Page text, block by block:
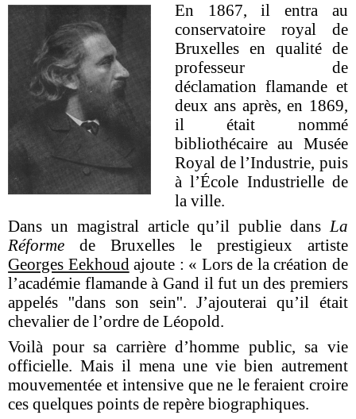
En 1867, il entra au
conservatoire royal de
Bruxelles en qualité de
professeur de
déclamation flamande et
deux ans après, en 1869,
il était nommé
bibliothécaire au Musée
Royal de l’Industrie, puis
à l’École Industrielle de
la ville.
Dans un magistral article qu’il publie dansLa
Réformede Bruxelles le prestigieux artiste
Georges Eekhoudajoute : « Lors de la création de
l’académie flamande à Gand il fut un des premiers
appelés ''dans son sein''. J’ajouterai qu’il était
chevalier de l’ordre de Léopold.
Voilà pour sa carrière d’homme public, sa vie
officielle. Mais il mena une vie bien autrement
mouvementée et intensive que ne le feraient croire
ces quelques points de repère biographiques.